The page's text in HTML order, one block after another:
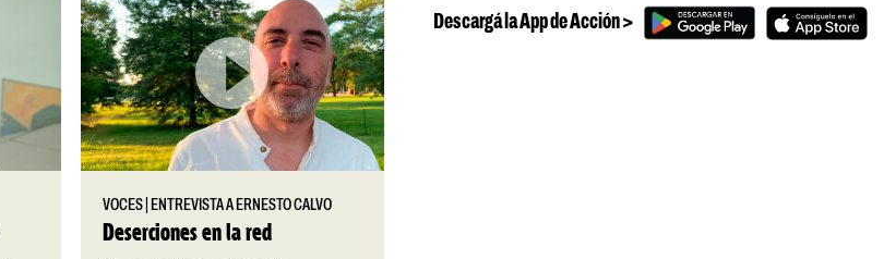
VOCES| ENTREVISTA A ERNESTO CALVO
Deserciones en la red
Descargá la App de Acción >